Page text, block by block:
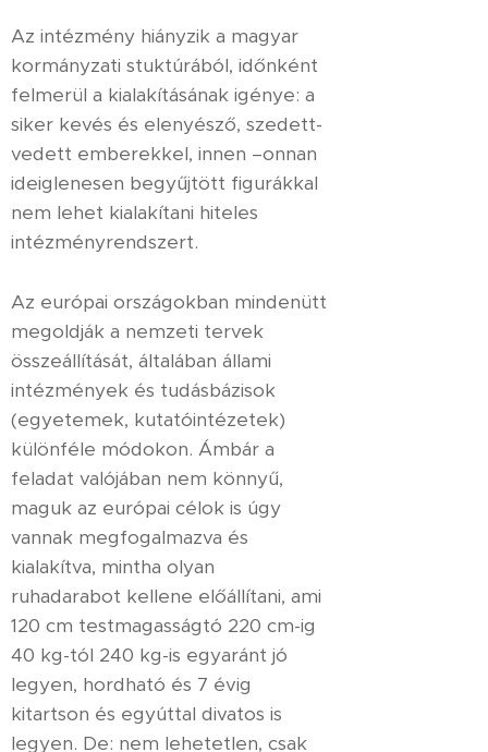
Az intézmény hiányzik a magyar
kormányzati stuktúrából, időnként
felmerül a kialakításának igénye: a
siker kevés és elenyésző, szedett-
vedett emberekkel, innen –onnan
ideiglenesen begyűjtött figurákkal
nem lehet kialakítani hiteles
intézményrendszert.
Az európai országokban mindenütt
megoldják a nemzeti tervek
összeállítását, általában állami
intézmények és tudásbázisok
(egyetemek, kutatóintézetek)
különféle módokon. Ámbár a
feladat valójában nem könnyű,
maguk az európai célok is úgy
vannak megfogalmazva és
kialakítva, mintha olyan
ruhadarabot kellene előállítani, ami
120 cm testmagasságtó 220 cm-ig
40 kg-tól 240 kg-is egyaránt jó
legyen, hordható és 7 évig
kitartson és egyúttal divatos is
legyen. De: nem lehetetlen, csak